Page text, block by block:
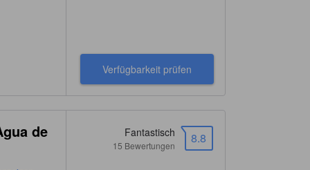
Verfügbarkeit prüfen
de 8.8
Fantastisch
15 Bewertungen